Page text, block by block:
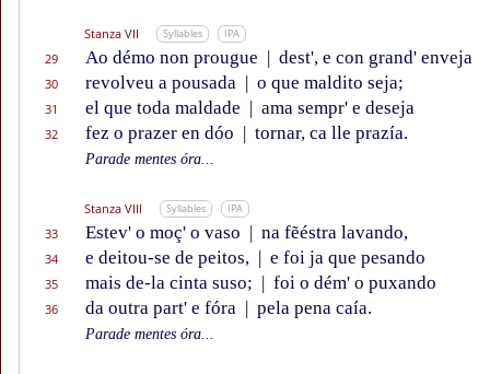
Stanza VII Syllables IPA
29 Ao démo non prougue | dest', e con grand' enveja
30 revolveu a pousada | o que maldito seja;
31 el que toda maldade | ama sempr' e deseja
32 fez o prazer en dóo | tornar, ca lle prazía.
Parade mentes óra...
Stanza VIII Syllables IPA
33 Estev' o moç' o vaso | na fẽéstra lavando,
34 e deitou-se de peitos, | e foi ja que pesando
35 mais de-la cinta suso; | foi o dém' o puxando
36 da outra part' e fóra | pela pena caía.
Parade mentes óra...